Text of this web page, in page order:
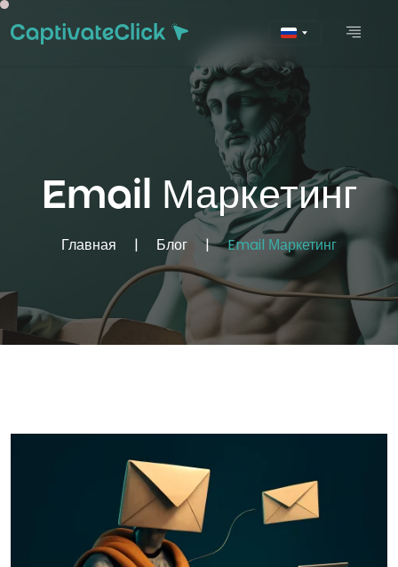
Email Маркетинг
Главная | Блог | Email Маркетинг